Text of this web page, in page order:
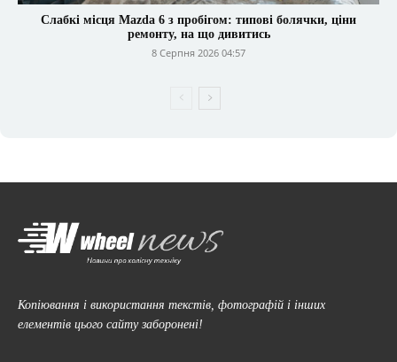
Слабкі місця Mazda 6 з пробігом: типові болячки, ціни
ремонту, на що дивитись
8 Серпня 2026 04:57
Копіювання і використання текстів, фотографій і інших
елементів цього сайту заборонені!